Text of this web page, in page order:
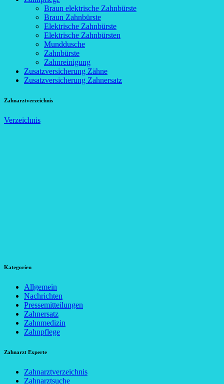
Braun elektrische Zahnbürste
Braun Zahnbürste
Elektrische Zahnbürste
Elektrische Zahnbürsten
Munddusche
Zahnbürste
Zahnreinigung
Zusatzversicherung Zähne
Zusatzversicherung Zahnersatz
Zahnarztverzeichnis
Verzeichnis
Kategorien
Allgemein
Nachrichten
Pressemitteilungen
Zahnersatz
Zahnmedizin
Zahnpflege
Zahnarzt Experte
Zahnarztverzeichnis
Zahnarztsuche